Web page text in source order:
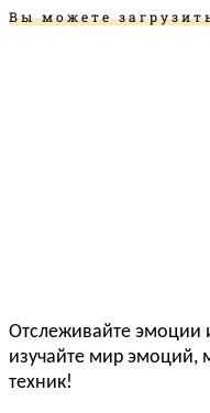
Вы можете
Отслеживайте эмоции
изучайте мир эмоций,
техник!